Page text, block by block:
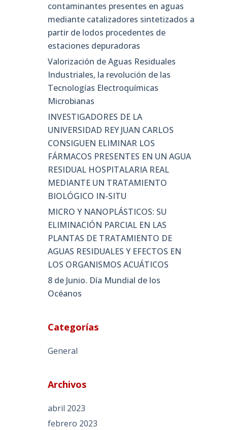
contaminantes presentes en aguas
mediante catalizadores sintetizados a
partir de lodos procedentes de
estaciones depuradoras
Valorización de Aguas Residuales
Industriales, la revolución de las
Tecnologías Electroquímicas
Microbianas
INVESTIGADORES DE LA
UNIVERSIDAD REY JUAN CARLOS
CONSIGUEN ELIMINAR LOS
FÁRMACOS PRESENTES EN UN AGUA
RESIDUAL HOSPITALARIA REAL
MEDIANTE UN TRATAMIENTO
BIOLÓGICO IN-SITU
MICRO Y NANOPLÁSTICOS: SU
ELIMINACIÓN PARCIAL EN LAS
PLANTAS DE TRATAMIENTO DE
AGUAS RESIDUALES Y EFECTOS EN
LOS ORGANISMOS ACUÁTICOS
8 de Junio. Día Mundial de los
Océanos
Categorías
General
Archivos
abril 2023
febrero 2023